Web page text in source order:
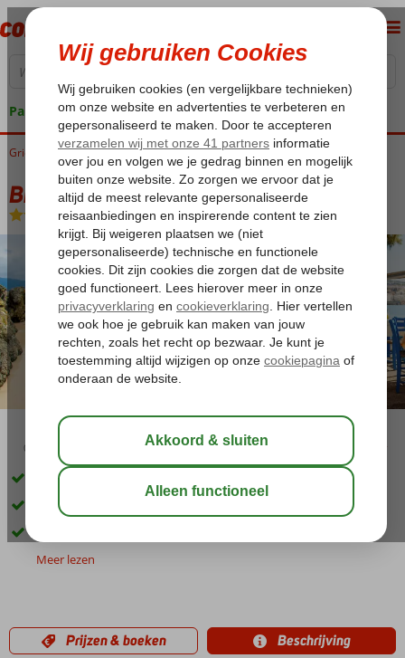
Pakketgarantie
Home
Griekenland Kreta Bingoreizen Kreta Bingo Kreta 5*
Bingo Kreta 5*
All Inclusive-Hotel
03:30
Verblijf op basis van All Inclusive
5 sterren accommodatie
Meer lezen
Prijzen & boeken Beschrijving